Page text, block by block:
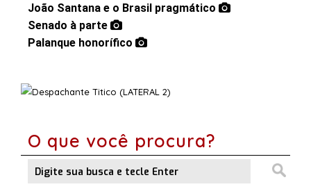
João Santana e o Brasil pragmático
Senado à parte
Palanque honorífico
O que você procura?